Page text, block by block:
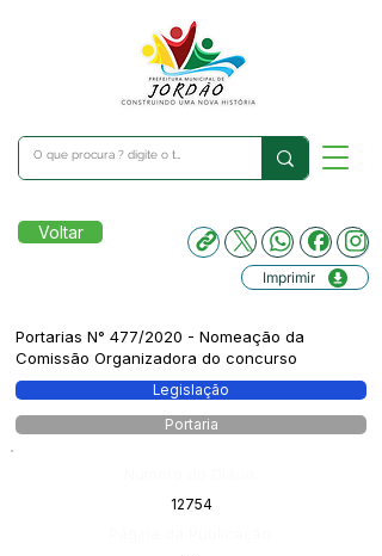
Voltar
Imprimir
Portarias N° 477/2020 - Nomeação da
Comissão Organizadora do concurso
Legislação
Portaria
12754